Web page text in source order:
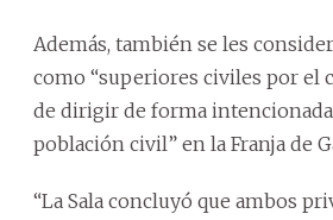
Además, también se les
como “superiores civiles por el
de dirigir de forma
población civil” en la Franja de
“La Sala concluyó que ambos